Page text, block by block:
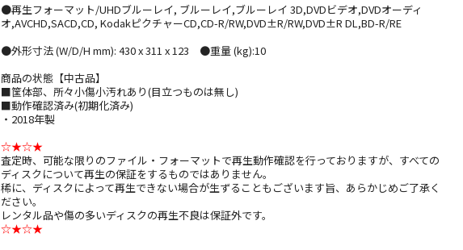
●再生フォーマット/UHDブルーレイ, ブルーレイ,ブルーレイ 3D,DVDビデオ,DVDオーディ
オ,AVCHD,SACD,CD, KodakピクチャーCD,CD-R/RW,DVD±R/RW,DVD±R DL,BD-R/RE
●外形寸法 (W/D/H mm): 430 x 311 x 123 ●重量 (kg):10
商品の状態【中古品】
■筐体部、所々小傷小汚れあり(目立つものは無し)
■動作確認済み(初期化済み)
・2018年製
☆★☆★
査定時、可能な限りのファイル・フォーマットで再生動作確認を行っておりますが、すべての
ディスクについて再生の保証をするものではありません。
稀に、ディスクによって再生できない場合が生ずることもございます旨、あらかじめご了承く
ださい。
レンタル品や傷の多いディスクの再生不良は保証外です。
☆★☆★